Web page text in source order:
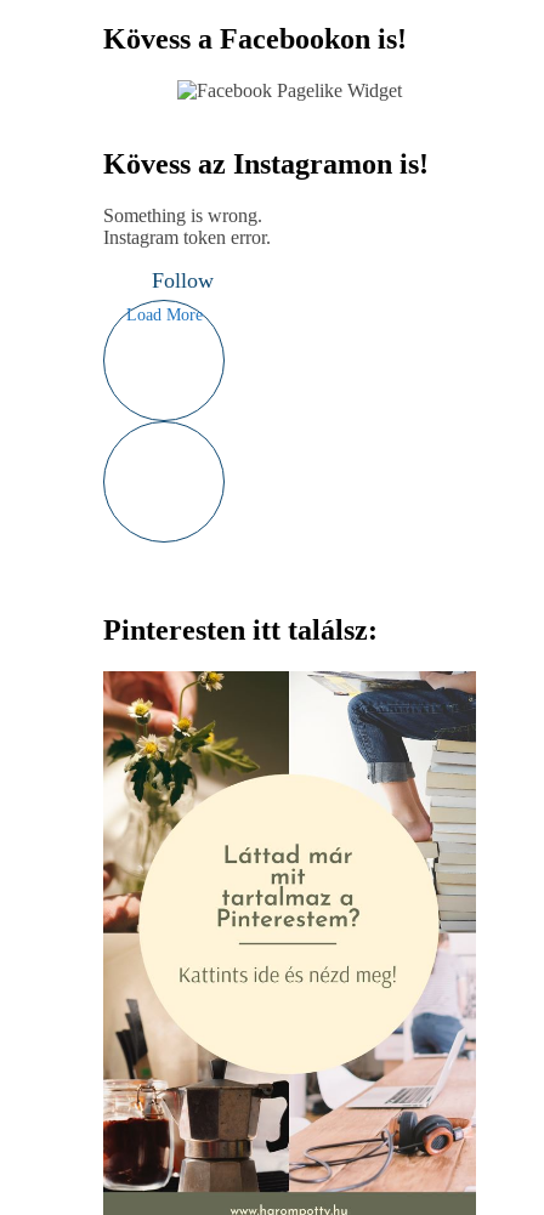
Kövess a Facebookon is!
Kövess az Instagramon is!
Something is wrong.
Instagram token error.
Follow
Load More
Pinteresten itt találsz: